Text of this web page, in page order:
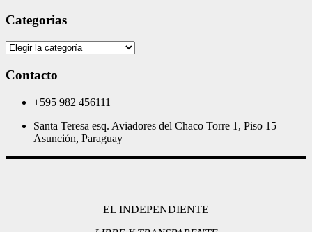
Categorias
Categorias
Contacto
+595 982 456111
Santa Teresa esq. Aviadores del Chaco Torre 1, Piso 15
Asunción, Paraguay
EL INDEPENDIENTE